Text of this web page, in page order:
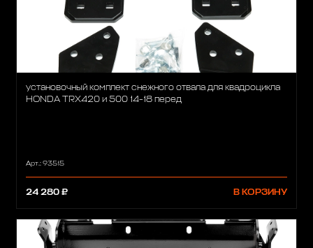
установочный комплект снежного отвала для квадроцикла
HONDA TRX420 и 500 14-18 перед
Арт.: 93515
24 280 ₽ В КОРЗИНУ